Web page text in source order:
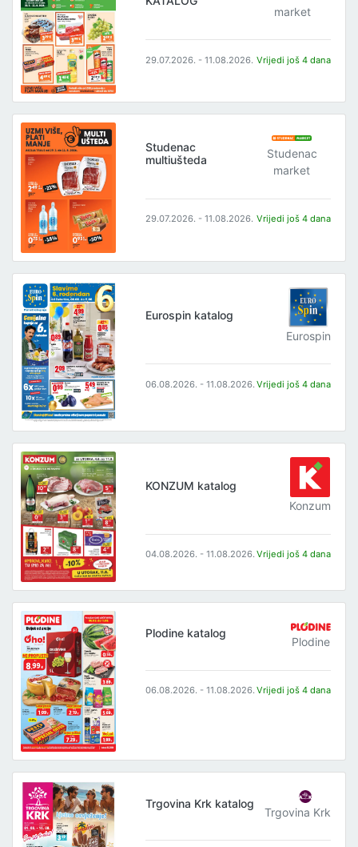
market
29.07.2026. - 11.08.2026. Vrijedi još 4 dana
Studenac
multiušteda
Studenac
market
29.07.2026. - 11.08.2026. Vrijedi još 4 dana
Eurospin katalog
Eurospin
06.08.2026. - 11.08.2026. Vrijedi još 4 dana
KONZUM katalog
Konzum
04.08.2026. - 11.08.2026. Vrijedi još 4 dana
Plodine katalog
Plodine
06.08.2026. - 11.08.2026. Vrijedi još 4 dana
Trgovina Krk katalog
Trgovina Krk